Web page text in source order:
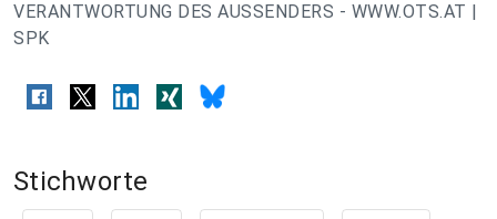
VERANTWORTUNG DES AUSSENDERS - WWW.OTS.AT |
SPK
Stichworte